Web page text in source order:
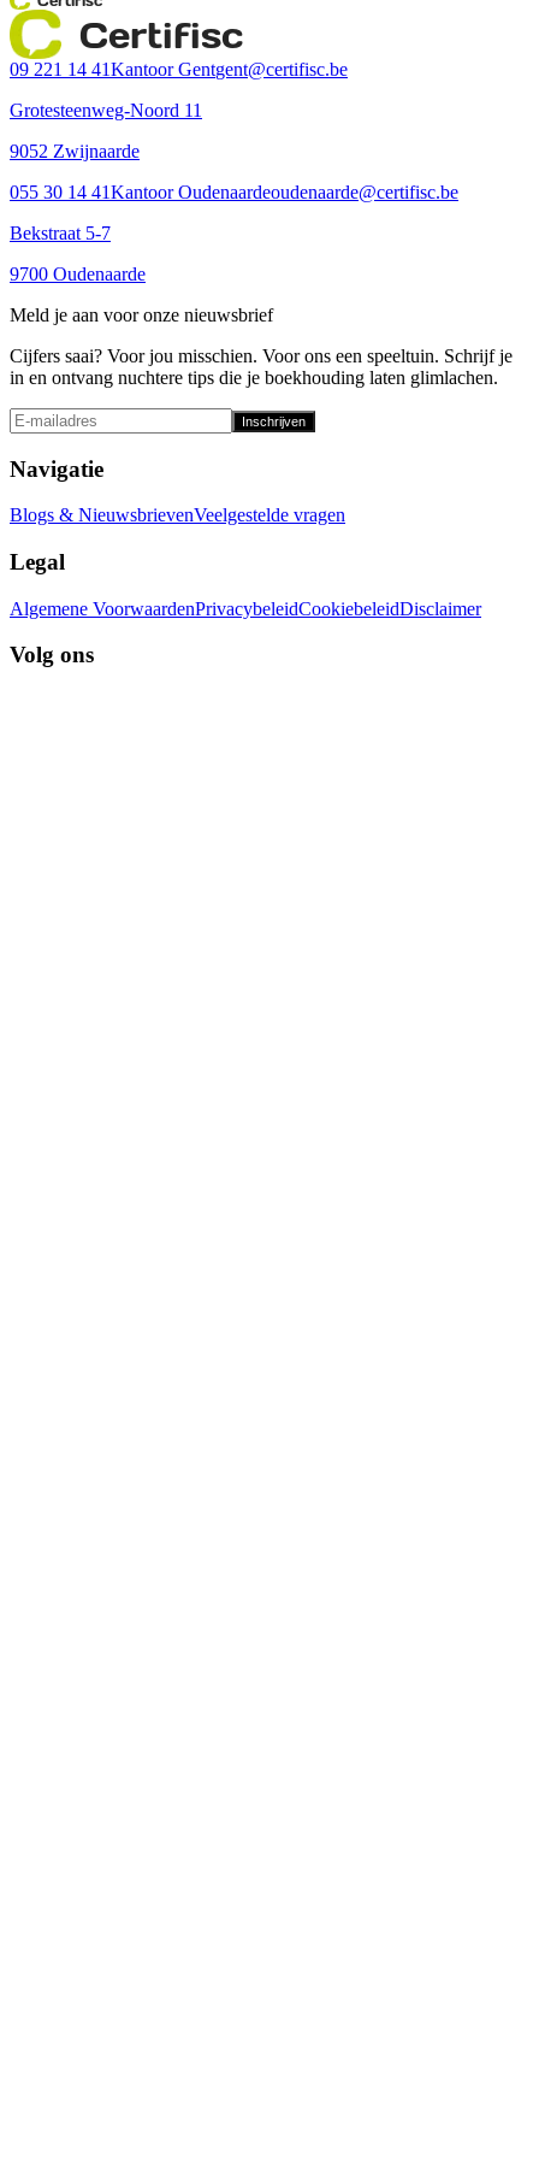
Certifisc
09 221 14 41Kantoor Gentgent@certifisc.be
Grotesteenweg-Noord 11
9052 Zwijnaarde
055 30 14 41Kantoor Oudenaardeoudenaarde@certifisc.be
Bekstraat 5-7
9700 Oudenaarde
Meld je aan voor onze nieuwsbrief
Cijfers saai? Voor jou misschien. Voor ons een speeltuin. Schrijf je
in en ontvang nuchtere tips die je boekhouding laten glimlachen.
Inschrijven
Navigatie
Blogs & NieuwsbrievenVeelgestelde vragen
Legal
Algemene VoorwaardenPrivacybeleidCookiebeleidDisclaimer
Volg ons